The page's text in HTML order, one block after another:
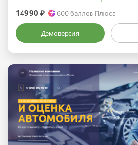
14990 ₽
600 баллов Плюса
Демоверсия